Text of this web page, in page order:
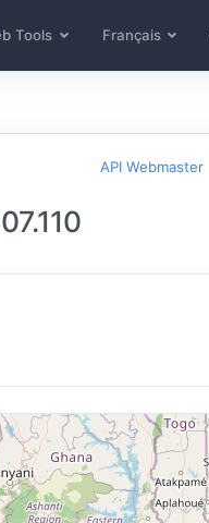
Tools Français
API Webmaster